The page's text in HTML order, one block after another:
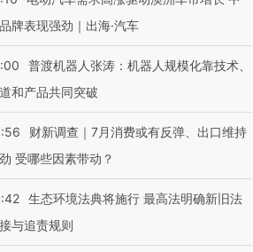
的吸金
让中产们甘
”？
马航飞行员跨国走私7万
粒摇头丸 尿检体内含3种
毒品
度Z
育部
进第四届链博
科技“链”接产
【特别呈现】寻找100种
有意思的生活方式·第三对
CFO
住三
牌表现强劲｜出海·汽车
普渡机器人张涛：机器人规模化靠技术、
和产品共同突破
财新调查｜7月消费或有反弹、出口维持
受哪些因素带动？
生态环境法典将施行 最高法明确新旧法
与追责规则